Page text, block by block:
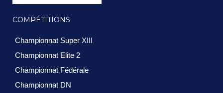
COMPÉTITIONS
Championnat Super XIII
Championnat Elite 2
Championnat Fédérale
Championnat DN